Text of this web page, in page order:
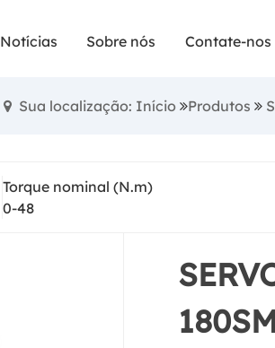
Notícias Sobre nós Contate-nos
Somente
SERVO MOTOR
Sua localização: Início Produtos
Torque nominal (N.m)
0-48